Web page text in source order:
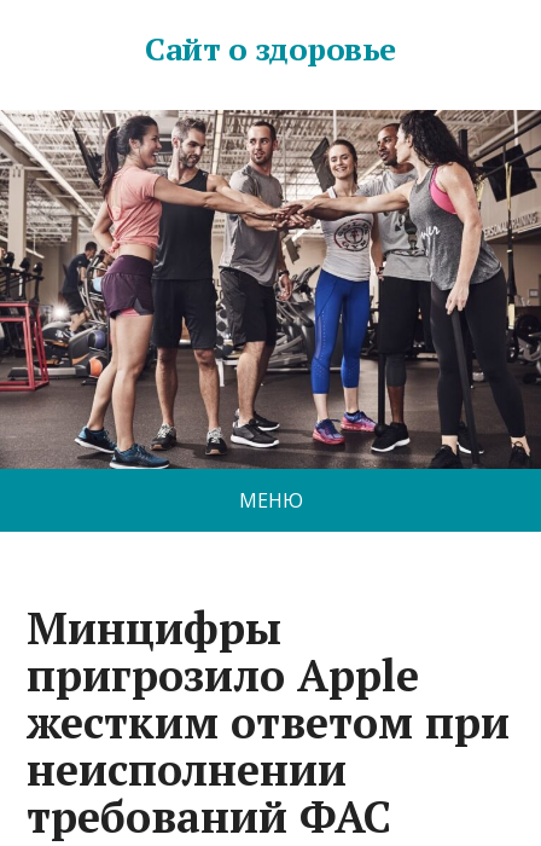
Сайт о здоровье
МЕНЮ
Минцифры
пригрозило Apple
жестким ответом при
неисполнении
требований ФАС